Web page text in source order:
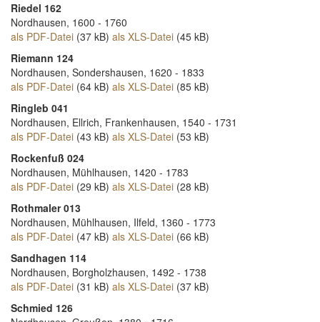
Riedel 162
Nordhausen, 1600 - 1760
als PDF-Datei (37 kB) als XLS-Datei (45 kB)
Riemann 124
Nordhausen, Sondershausen, 1620 - 1833
als PDF-Datei (64 kB) als XLS-Datei (85 kB)
Ringleb 041
Nordhausen, Ellrich, Frankenhausen, 1540 - 1731
als PDF-Datei (43 kB) als XLS-Datei (53 kB)
Rockenfuß 024
Nordhausen, Mühlhausen, 1420 - 1783
als PDF-Datei (29 kB) als XLS-Datei (28 kB)
Rothmaler 013
Nordhausen, Mühlhausen, Ilfeld, 1360 - 1773
als PDF-Datei (47 kB) als XLS-Datei (66 kB)
Sandhagen 114
Nordhausen, Borgholzhausen, 1492 - 1738
als PDF-Datei (31 kB) als XLS-Datei (37 kB)
Schmied 126